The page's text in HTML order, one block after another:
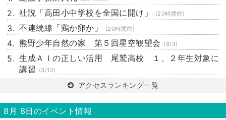
社説「高田小中学校を全国に開け」 (20時間前)
不連続線「鶏か卵か」 (20時間前)
熊野少年自然の家 第５回星空観望会 (8/3)
生成ＡＩの正しい活用 尾鷲高校 １、２年生対象に
講習 (3/12)
アクセスランキング一覧
8月 8日のイベント情報